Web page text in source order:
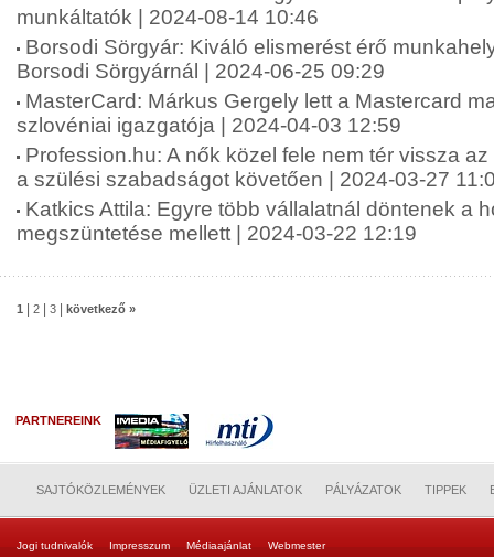
munkáltatók | 2024-08-14 10:46
Borsodi Sörgyár: Kiváló elismerést érő
Borsodi Sörgyárnál | 2024-06-25 09:29
MasterCard: Márkus Gergely lett a Mastercard
szlovéniai igazgatója | 2024-04-03 12:59
Profession.hu: A nők közel fele nem tér vissza
a szülési szabadságot követően | 2024-03-27
Katkics Attila: Egyre több vállalatnál döntenek a
megszüntetése mellett | 2024-03-22 12:19
1 2 3 következő »
PARTNEREINK
SAJTÓKÖZLEMÉNYEK ÜZLETI AJÁNLATOK PÁLYÁZATOK TIPPEK
Jogi tudnivalók Impresszum Médiaajánlat Webmester